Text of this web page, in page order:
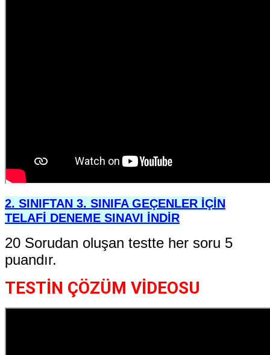
2. SINIFTAN 3. SINIFA GEÇENLER İÇİN
TELAFİ DENEME SINAVI İNDİR
20 Sorudan oluşan testte her soru 5
puandır.
TESTİN ÇÖZÜM VİDEOSU